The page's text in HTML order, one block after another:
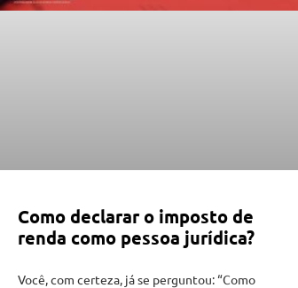
Como declarar o imposto de
renda como pessoa jurídica?
Você, com certeza, já se perguntou: “Como